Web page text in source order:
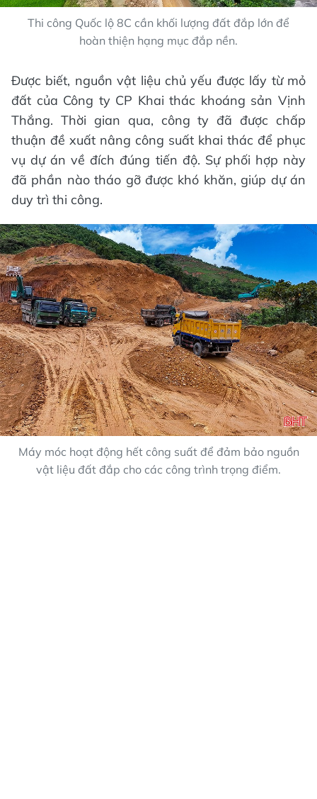
Thi công Quốc lộ 8C cần khối lượng đất đắp lớn để
hoàn thiện hạng mục đắp nền.
Được biết, nguồn vật liệu chủ yếu được lấy từ mỏ
đất của Công ty CP Khai thác khoáng sản Vịnh
Thắng. Thời gian qua, công ty đã được chấp
thuận đề xuất nâng công suất khai thác để phục
vụ dự án về đích đúng tiến độ. Sự phối hợp này
đã phần nào tháo gỡ được khó khăn, giúp dự án
duy trì thi công.
Máy móc hoạt động hết công suất để đảm bảo nguồn
vật liệu đất đắp cho các công trình trọng điểm.